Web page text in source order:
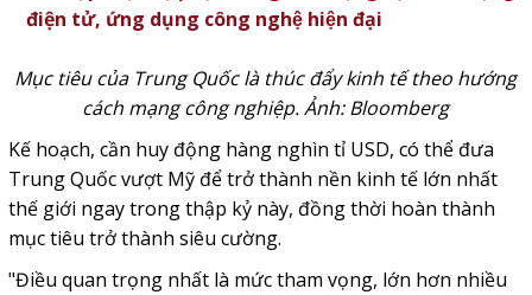
điện tử, ứng dụng công nghệ hiện đại
Mục tiêu của Trung Quốc là thúc đẩy kinh tế theo hướng
cách mạng công nghiệp. Ảnh: Bloomberg
Kế hoạch, cần huy động hàng nghìn tỉ USD, có thể đưa
Trung Quốc vượt Mỹ để trở thành nền kinh tế lớn nhất
thế giới ngay trong thập kỷ này, đồng thời hoàn thành
mục tiêu trở thành siêu cường.
"Điều quan trọng nhất là mức tham vọng, lớn hơn nhiều